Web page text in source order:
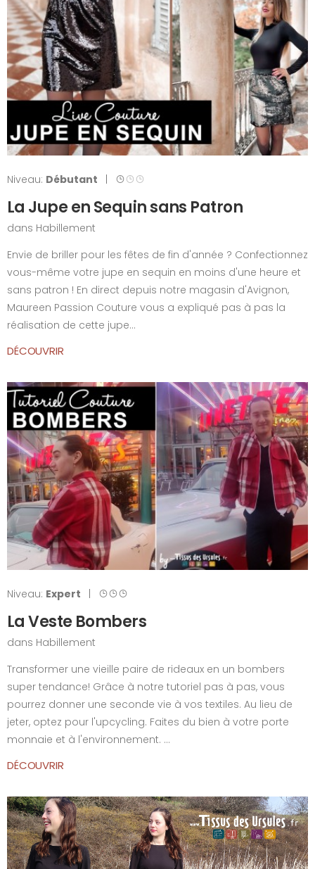
Niveau: Débutant |
La Jupe en Sequin sans Patron
dans Habillement
Envie de briller pour les fêtes de fin d'année ? Confectionnez
vous-même votre jupe en sequin en moins d'une heure et
sans patron ! En direct depuis notre magasin d'Avignon,
Maureen Passion Couture vous a expliqué pas à pas la
réalisation de cette jupe...
DÉCOUVRIR
Niveau: Expert
La Veste Bombers
dans Habillement
Transformer une vieille paire de rideaux en un bombers
super tendance! Grâce à notre tutoriel pas à pas, vous
pourrez donner une seconde vie à vos textiles. Au lieu de
jeter, optez pour l'upcycling. Faites du bien à votre porte
monnaie et à l'environnement. ...
DÉCOUVRIR